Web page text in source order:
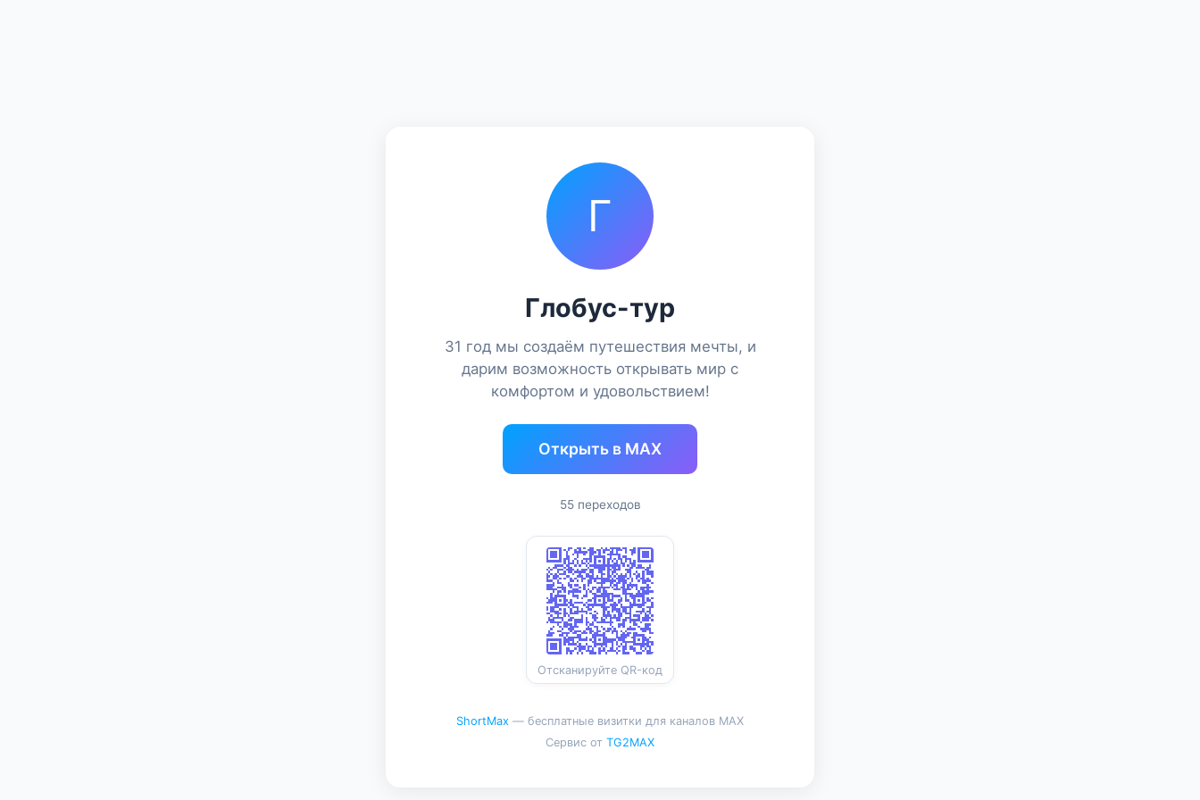
Г
Глобус-тур
31 год мы создаём путешествия мечты, и
дарим возможность открывать мир с
комфортом и удовольствием!
Открыть в MAX
55 переходов
Отсканируйте QR-код
ShortMax — бесплатные визитки для каналов MAX
Сервис от TG2MAX